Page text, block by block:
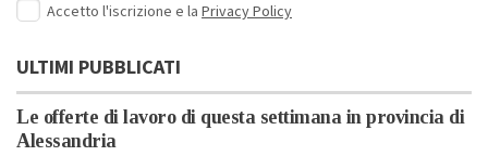
Accetto l'iscrizione e la Privacy Policy
ULTIMI PUBBLICATI
Le offerte di lavoro di questa settimana in provincia di
Alessandria